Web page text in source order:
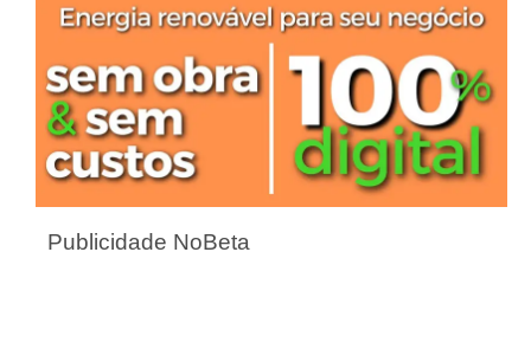
Publicidade NoBeta